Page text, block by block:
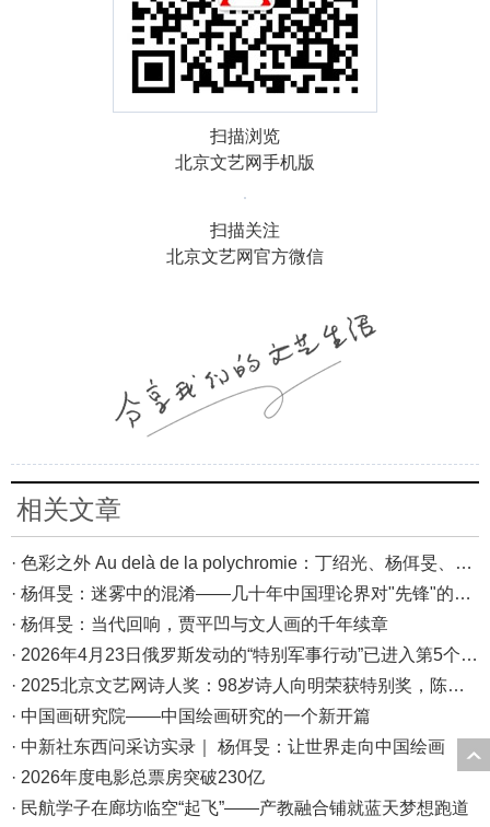
扫描浏览
北京文艺网手机版
扫描关注
北京文艺网官方微信
相关文章
· 色彩之外 Au delà de la polychromie：丁绍光、杨佴旻、Alain Cardenas·Castro巴黎展
· 杨佴旻：迷雾中的混淆——几十年中国理论界对"先锋"的误读，对创作的误导
· 杨佴旻：当代回响，贾平凹与文人画的千年续章
· 2026年4月23日俄罗斯发动的“特别军事行动”已进入第5个年头，俄乌局势最新综述
· 2025北京文艺网诗人奖：98岁诗人向明荣获特别奖，陈东东荣获诗人奖，茱萸荣获年度诗人奖！
· 中国画研究院——中国绘画研究的一个新开篇
· 中新社东西问采访实录｜ 杨佴旻：让世界走向中国绘画
· 2026年度电影总票房突破230亿
· 民航学子在廊坊临空“起飞”——产教融合铺就蓝天梦想跑道